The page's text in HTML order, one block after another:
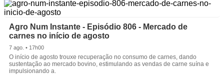
Agro Num Instante - Episódio 806 - Mercado de
carnes no início de agosto
7 ago. • 17h00
O início de agosto trouxe recuperação no consumo de carnes, dando
sustentação ao mercado bovino, estimulando as vendas de carne suína e
impulsionando a.